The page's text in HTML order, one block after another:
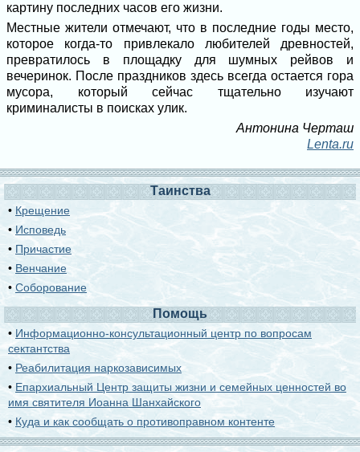
картину последних часов его жизни.
Местные жители отмечают, что в последние годы место,
которое когда-то привлекало любителей древностей,
превратилось в площадку для шумных рейвов и
вечеринок. После праздников здесь всегда остается гора
мусора, который сейчас тщательно изучают
криминалисты в поисках улик.
Антонина Черташ
Lenta.ru
Таинства
• Крещение
• Исповедь
• Причастие
• Венчание
•Соборование
Помощь
• Информационно-консультационный центр по вопросам
сектантства
• Реабилитация наркозависимых
• Епархиальный Центр защиты жизни и семейных ценностей во
имя святителя Иоанна Шанхайского
• Куда и как сообщать о противоправном контенте